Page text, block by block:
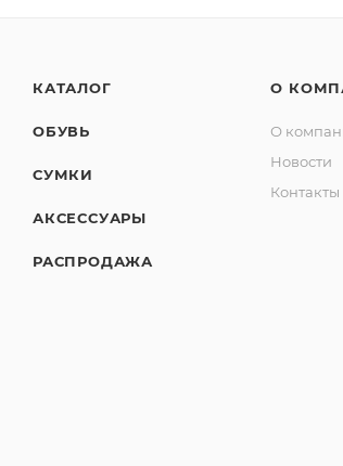
КАТАЛОГ
ОБУВЬ
СУМКИ
АКСЕССУАРЫ
РАСПРОДАЖА
О
О
Новости
Контакты